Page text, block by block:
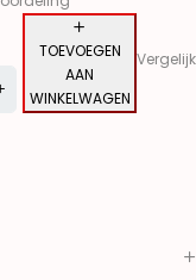
TOEVOEGEN
AAN
WINKELWAGEN
Vergelijk